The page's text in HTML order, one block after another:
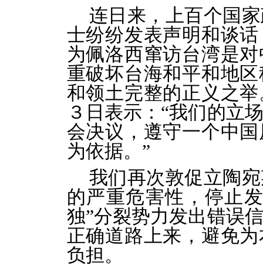
连日来，上百个国
士纷纷发表声明和谈
为佩洛西窜访台湾是
重破坏台海和平和地
和领土完整的正义之
３日表示：“我们的立
会决议，遵守一个中
为依据。”
我们再次敦促立陶
的严重危害性，停止
独”分裂势力发出错误
正确道路上来，避免
负担。